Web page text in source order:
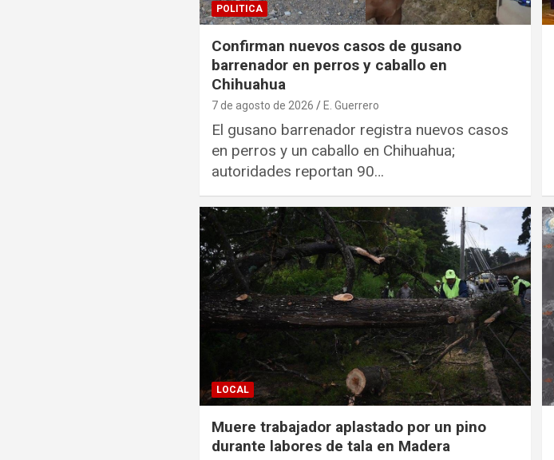
POLITICA
Confirman nuevos casos de gusano
barrenador en perros y caballo en
Chihuahua
7 de agosto de 2026 E. Guerrero
El gusano barrenador registra nuevos casos
en perros y un caballo en Chihuahua;
autoridades reportan 90…
LOCAL
Muere trabajador aplastado por un pino
durante labores de tala en Madera